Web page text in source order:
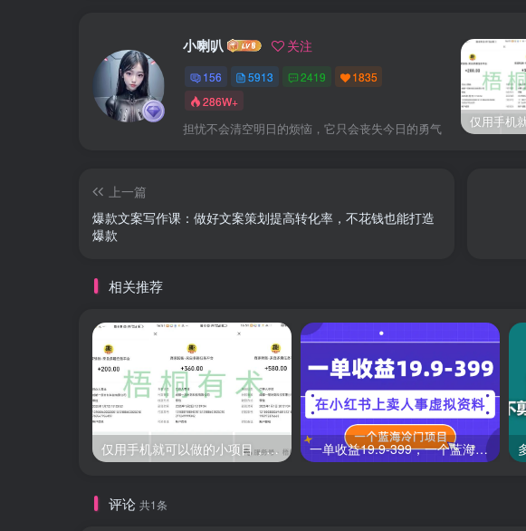
小喇叭 关注
156 5913 2419
1835
286W+
担忧不会清空明日的烦恼，它只会丧失今日的勇气
上一篇
爆款文案写作课：做好文案策划提高转化率，不花钱也能打造
爆款
相关推荐
仅用手机就可以做的小项目，当天就能见钱，每天100-300 一单收益19.9-399，一个蓝海冷门项目，在小红书上卖人事虚拟资料
评论 共1条